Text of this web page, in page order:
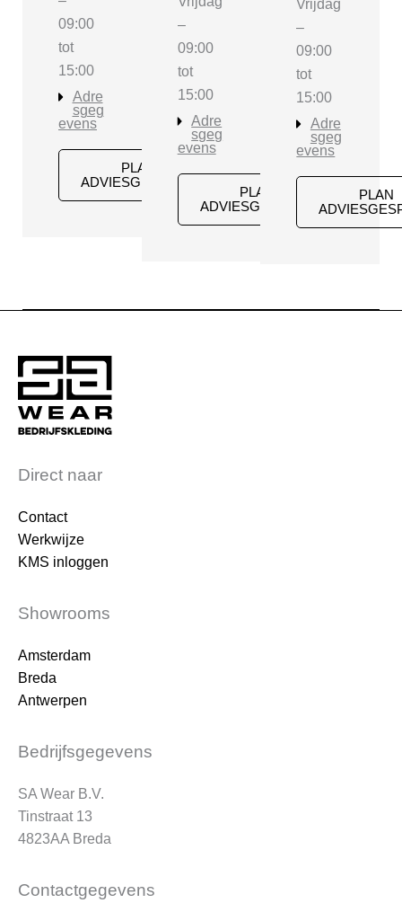
09:00
tot
15:00
Adre
sgeg
evens
PLAN
ADVIESGESPREK
–
09:00
tot
15:00
Adre
sgeg
evens
PLAN
ADVIESGESPREK
Vrijdag
–
09:00
tot
15:00
Adre
sgeg
evens
PLAN
Direct naar
Contact
Werkwijze
KMS inloggen
Showrooms
Amsterdam
Breda
Antwerpen
Bedrijfsgegevens
SA Wear B.V.
Tinstraat 13
4823AA Breda
Contactgegevens
Facebook
Instagram
LinkedIn